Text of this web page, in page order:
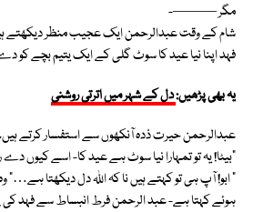
مگر ———-
شام کے وقت عبدالرحمن ایک عجیب منظر دیکھتے
فہد اپنا نیا عید کا سوٹ گلی کے ایک یتیم بچے کو
یہ بھی پڑھیں:دل کے شہر میں اترتی روشنی
عبدالرحمن حیرت ذدہ آنکھوں سے استفسار کرتے
“بیٹا! یہ تو تمہارا نیا سوٹ ہے عید کا- اسے کیوں
“ ابو! آپ ہی تو کہتے ہیں نا کہ اللہ دل دیکھتا ہے…”
ہوئے کہتا ہے- عبد الرحمن فرط انبساط سے فہد